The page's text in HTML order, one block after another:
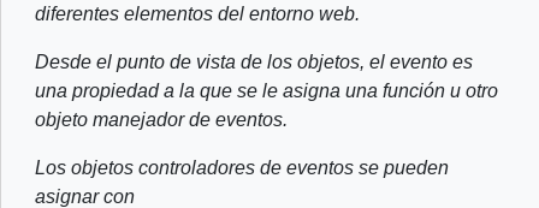
diferentes elementos del entorno web.
Desde el punto de vista de los objetos, el evento es
una propiedad a la que se le asigna una función u otro
objeto manejador de eventos.
Los objetos controladores de eventos se pueden
asignar con